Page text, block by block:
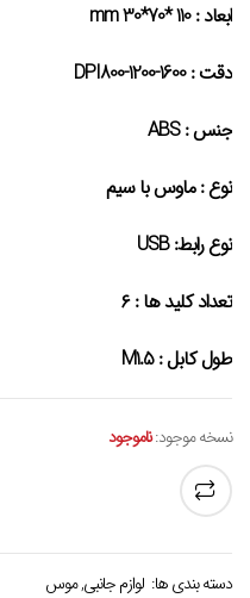
ابعاد :mm 30*70* 110
دقت :DPI800-1200-1600
جنس :ABS
نوع :ماوس با سیم
نوع رابط:USB
تعداد کلید ها :۶
طول کابل :M1.5
نسخه موجود:ناموجود
دسته بندی ها: لوازم جانبی,موس